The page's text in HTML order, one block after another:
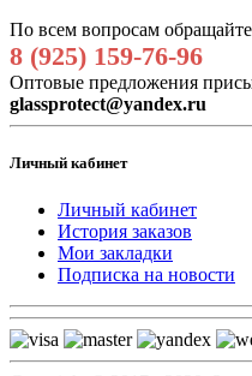
По всем вопросам
8 (925) 159-76-96
Оптовые предложения
glassprotect@yandex.ru
Личный кабинет
Личный кабинет
История заказов
Мои закладки
Подписка на новости